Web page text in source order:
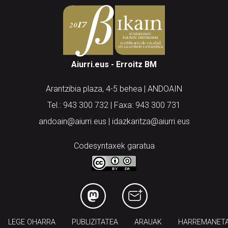
Aiurri.eus - Erroitz BM
Arantzibia plaza, 4-5 behea | ANDOAIN
Tel.: 943 300 732 | Faxa: 943 300 731
andoain@aiurri.eus | idazkaritza@aiurri.eus
Codesyntaxek garatua
LEGE OHARRA PUBLIZITATEA ARAUAK